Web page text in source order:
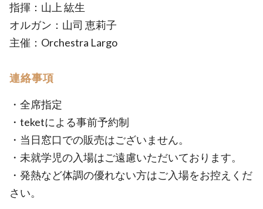
指揮：山上 紘生
オルガン：山司 恵莉子
主催：Orchestra Largo
連絡事項
・全席指定
・teketによる事前予約制
・当日窓口での販売はございません。
・未就学児の入場はご遠慮いただいております。
・発熱など体調の優れない方はご入場をお控えくだ
さい。